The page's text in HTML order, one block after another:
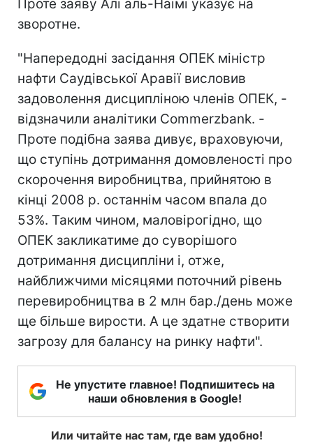
Проте заяву Алі аль-Наїмі указує на
зворотне.
"Напередодні засідання ОПЕК міністр
нафти Саудівської Аравії висловив
задоволення дисципліною членів ОПЕК, -
відзначили аналітики Commerzbank. -
Проте подібна заява дивує, враховуючи,
що ступінь дотримання домовленості про
скорочення виробництва, прийнятою в
кінці 2008 р. останнім часом впала до
53%. Таким чином, маловірогідно, що
ОПЕК закликатиме до суворішого
дотримання дисципліни і, отже,
найближчими місяцями поточний рівень
перевиробництва в 2 млн бар./день може
ще більше вирости. А це здатне створити
загрозу для балансу на ринку нафти".
Не упустите главное! Подпишитесь на
наши обновления в Google!
Или читайте нас там, где вам удобно!